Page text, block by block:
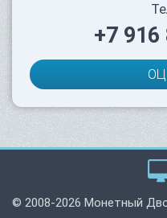
+7
© 2008-2026 Монетный